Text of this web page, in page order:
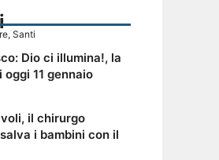
, Santi
Dio ci illumina!, la
11 gennaio
il chirurgo
i bambini con il